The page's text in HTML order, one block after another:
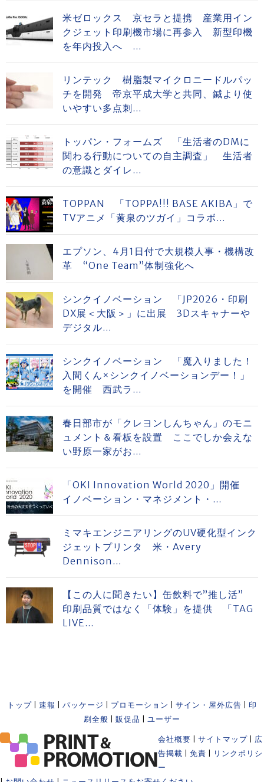
米ゼロックス 京セラと提携 産業用イン
クジェット印刷機市場に再参入 新型印機
を年内投入へ ...
リンテック 樹脂製マイクロニードルパッ
チを開発 帝京平成大学と共同、鍼より使
いやすい多点刺...
トッパン・フォームズ 「生活者のDMに
関わる行動についての自主調査」 生活者
の意識とダイレ...
TOPPAN 「TOPPA!!! BASE AKIBA」で
TVアニメ「黄泉のツガイ」コラボ...
エプソン、4月1日付で大規模人事・機構改
革 “One Team”体制強化へ
シンクイノベーション 「JP2026・印刷
DX展＜大阪＞」に出展 3Dスキャナーや
デジタル...
シンクイノベーション 「魔入りました！
入間くん×シンクイノベーションデー！」
を開催 西武ラ...
春日部市が「クレヨンしんちゃん」のモニ
ュメント＆看板を設置 ここでしか会えな
い野原一家がお...
「OKI Innovation World 2020」開催
イノベーション・マネジメント・...
ミマキエンジニアリングのUV硬化型インク
ジェットプリンタ 米・Avery
Dennison...
【この人に聞きたい】缶飲料で”推し活”
印刷品質ではなく「体験」を提供 「TAG
LIVE...
トップ 速報 パッケージ プロモーション サイン・屋外広告
印
刷全般
販促品 ユーザー
会社概要 サイトマップ
広
告掲載
免責
リンクポリシ
ー